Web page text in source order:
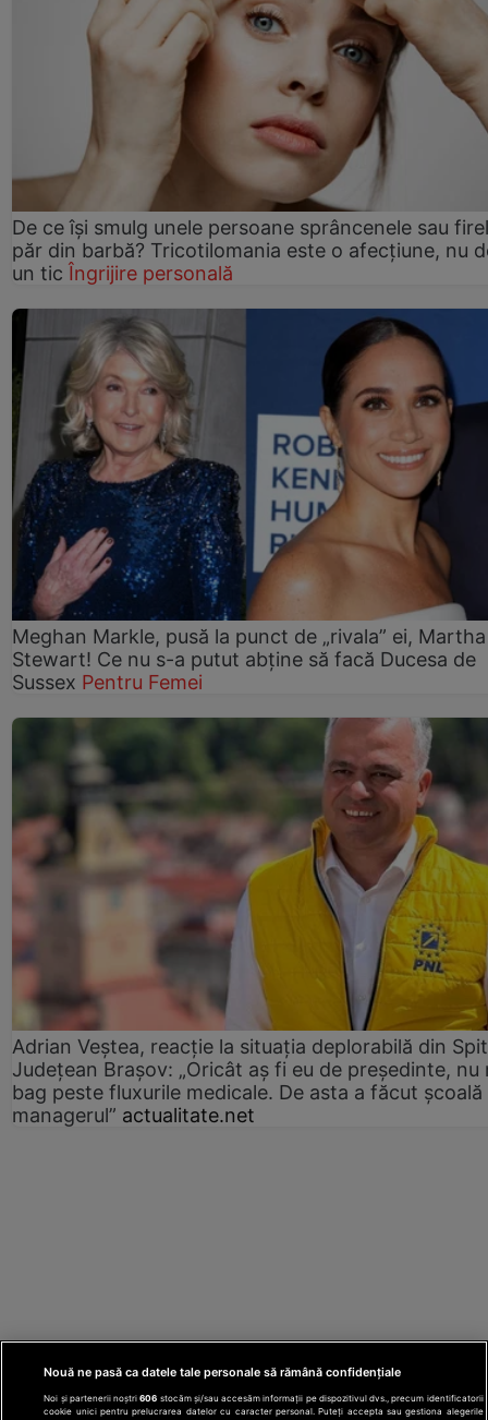
De ce își smulg unele persoane sprâncenele sau
păr din barbă? Tricotilomania este o afecțiune, nu
un tic Îngrijire personală
Meghan Markle, pusă la punct de „rivala” ei, Martha
Stewart! Ce nu s-a putut abține să facă Ducesa de
Sussex Pentru Femei
Adrian Veștea, reacție la situația deplorabilă din
Județean Brașov: „Oricât aș fi eu de președinte, nu
bag peste fluxurile medicale. De asta a făcut școală
managerul” actualitate.net
Nouă ne pasă ca datele tale personale să rămână confidențiale
Noi și partenerii noștri606 stocăm și/sau accesăm informații pe dispozitivul dvs., precum identificatorii
cookie unici pentru prelucrarea datelor cu caracter personal. Puteți accepta sau gestiona alegerile